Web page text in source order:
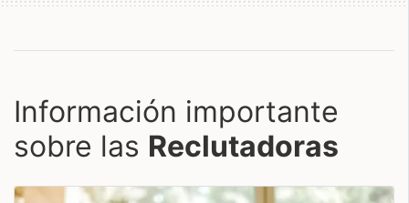
Información importante
sobre las Reclutadoras